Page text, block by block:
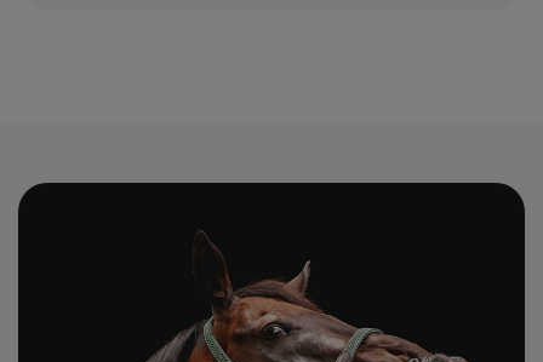
Pasek konkursowy ma ozdobne elementy, rzeźbione
kolory dopasowane do stylizacji konkursowej.
Niektóre marki (np. Cavalleria Toscana, Equiline)
prowadzą linie pasków dopasowanych kolorystycznie
do bryczesów i kurtek z tej samej kolekcji, dla spójnej
prezentacji na zawodach.